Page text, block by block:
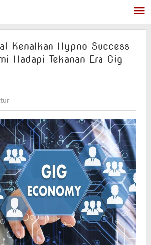
Kenalkan Hypno Success
Hadapi Tekanan Era Gig